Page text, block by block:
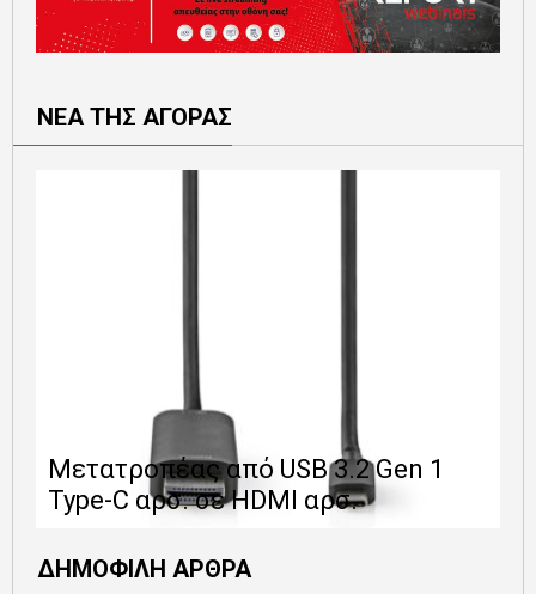
ΝΕΑ ΤΗΣ ΑΓΟΡΑΣ
Μετατροπέας από USB 3.2 Gen 1
Type-C αρσ. σε HDMI αρσ.
ΔΗΜΟΦΙΛΗ ΑΡΘΡΑ